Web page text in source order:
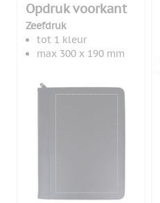
Opdruk voorkant
Zeefdruk
tot 1 kleur
max 300 x 190 mm